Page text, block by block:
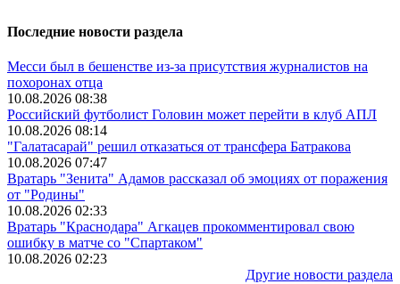
Последние новости раздела
Месси был в бешенстве из-за присутствия журналистов на
похоронах отца
10.08.2026 08:38
Российский футболист Головин может перейти в клуб АПЛ
10.08.2026 08:14
"Галатасарай" решил отказаться от трансфера Батракова
10.08.2026 07:47
Вратарь "Зенита" Адамов рассказал об эмоциях от поражения
от "Родины"
10.08.2026 02:33
Вратарь "Краснодара" Агкацев прокомментировал свою
ошибку в матче со "Спартаком"
10.08.2026 02:23
Другие новости раздела